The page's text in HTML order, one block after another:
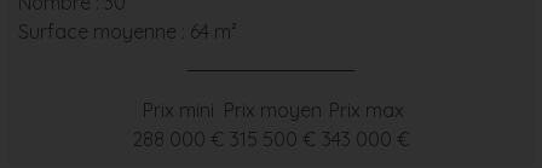
Surface moyenne : 64 m²
Prix mini
288 000 €
Prix moyen
315 500 €
Prix max
343 000 €